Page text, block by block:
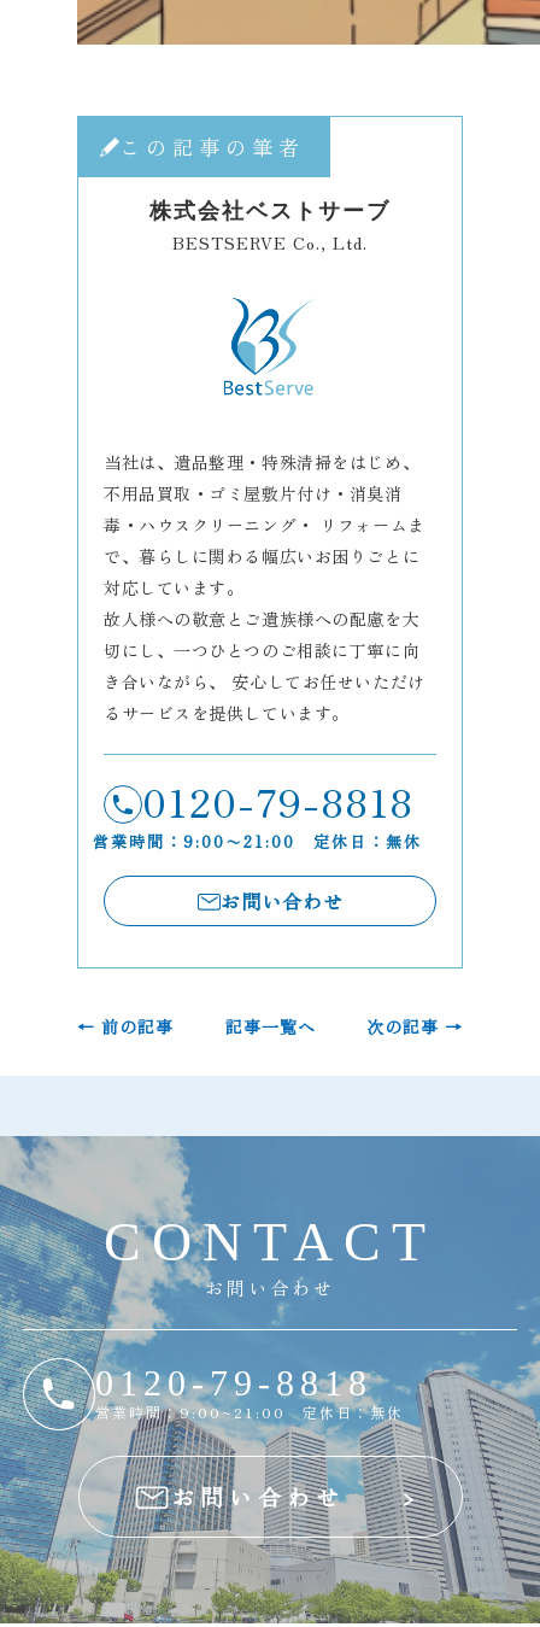
この記事の筆者
株式会社ベストサーブ
BESTSERVE Co., Ltd.
当社は、遺品整理・特殊清掃をはじめ、
不用品買取・ゴミ屋敷片付け・消臭消
毒・ハウスクリーニング・ リフォームま
で、暮らしに関わる幅広いお困りごとに
対応しています。
故人様への敬意とご遺族様への配慮を大
切にし、一つひとつのご相談に丁寧に向
き合いながら、 安心してお任せいただけ
るサービスを提供しています。
0120-79-8818
営業時間：9:00〜21:00 定休日：無休
お問い合わせ
← 前の記事 記事一覧へ 次の記事 →
CONTA C T
お問い合わせ
0120-79-8818
営業時間：9:00~21:00 定休日：無休
お問い合わせ